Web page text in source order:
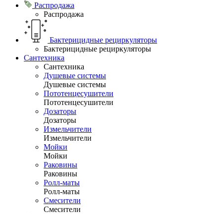
Распродажа
Распродажа
Бактерицидные рециркуляторы
Бактерицидные рециркуляторы
Сантехника
Сантехника
Душевые системы
Душевые системы
Пототенцесушители
Пототенцесушители
Дозаторы
Дозаторы
Измельчители
Измельчители
Мойки
Мойки
Раковины
Раковины
Ролл-маты
Ролл-маты
Смесители
Смесители